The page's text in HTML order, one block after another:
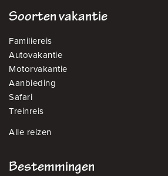
Soorten vakantie
Familiereis
Autovakantie
Motorvakantie
Aanbieding
Safari
Treinreis
Alle reizen
Bestemmingen